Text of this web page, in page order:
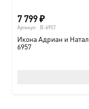
7 799₽
Артикул: B-6957
Икона Адриан и
6957